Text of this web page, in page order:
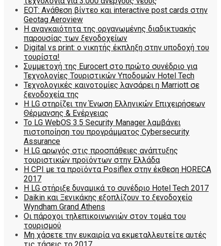
ΕΟΤ: Ανάθεση βίντεο και interactive post cards στην
Geotag Aeroview
Η αναγκαιότητα της οργανωμένης διαδικτυακής
παρουσίας των ξενοδοχείων
Digital vs print: ο νικητής έκπληξη στην υποδοχή του
τουρίστα!
Συμμετοχή της Eurocert στο πρώτο συνέδριο για
Τεχνολογίες Τουριστικών Υποδομών Hotel Tech
Τεχνολογικές καινοτομίες λανσάρει η Marriott σε
ξενοδοχεία της
H LG στηρίζει την Ένωση Ελληνικών Επιχειρήσεων
Θέρμανσης & Ενέργειας
Το LG WebOS 3.5 Security Manager λαμβάνει
πιστοποίηση του προγράμματος Cybersecurity
Assurance
Η LG αρωγός στις προσπάθειες ανάπτυξης
τουριστικών προϊόντων στην Ελλάδα
Η CPI με τα προϊόντα Posiflex στην έκθεση HORECA
2017
H LG στήριξε δυναμικά το συνέδριο Hotel Tech 2017
Daikin και Ξενικάκης εξοπλίζουν το ξενοδοχείο
Wyndham Grand Athens
Οι πάροχοι τηλεπικοινωνιών στον τομέα του
τουρισμού
Μη χάσετε την ευκαιρία να εκμεταλλευτείτε αυτές